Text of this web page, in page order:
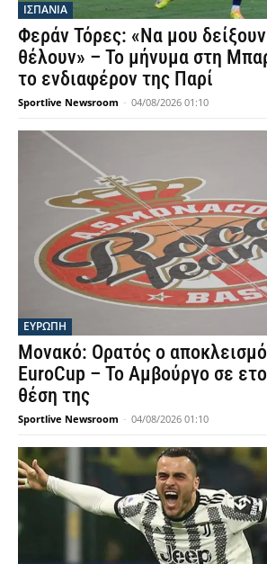
ΙΣΠΑΝΙΑ
Φεράν Τόρες: «Να μου
θέλουν» – Το μήνυμα στη
το ενδιαφέρον της Παρί
Sportlive Newsroom - 04/08/2026 01:10
ΕΥΡΩΠΗ
Μονακό: Ορατός ο
EuroCup – Το Αμβούργο σε
θέση της
Sportlive Newsroom - 04/08/2026 01:10